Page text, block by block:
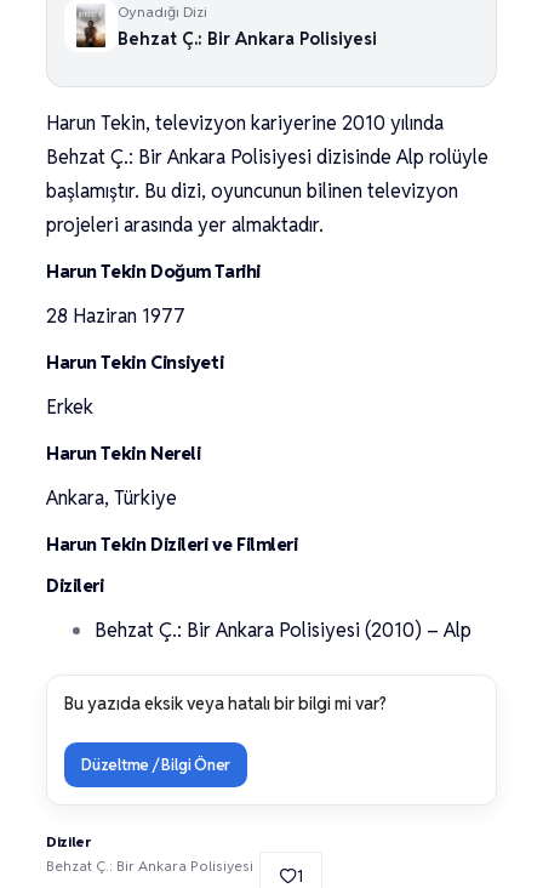
Oynadığı Dizi
Behzat Ç.: Bir Ankara Polisiyesi
Harun Tekin, televizyon kariyerine 2010 yılında
Behzat Ç.: Bir Ankara Polisiyesi dizisinde Alp rolüyle
başlamıştır. Bu dizi, oyuncunun bilinen televizyon
projeleri arasında yer almaktadır.
Harun Tekin Doğum Tarihi
28 Haziran 1977
Harun Tekin Cinsiyeti
Erkek
Harun Tekin Nereli
Ankara, Türkiye
Harun Tekin Dizileri ve Filmleri
Dizileri
Behzat Ç.: Bir Ankara Polisiyesi (2010) – Alp
Bu yazıda eksik veya hatalı bir bilgi mi var?
Düzeltme / Bilgi Öner
Diziler
Behzat Ç.: Bir Ankara Polisiyesi
1